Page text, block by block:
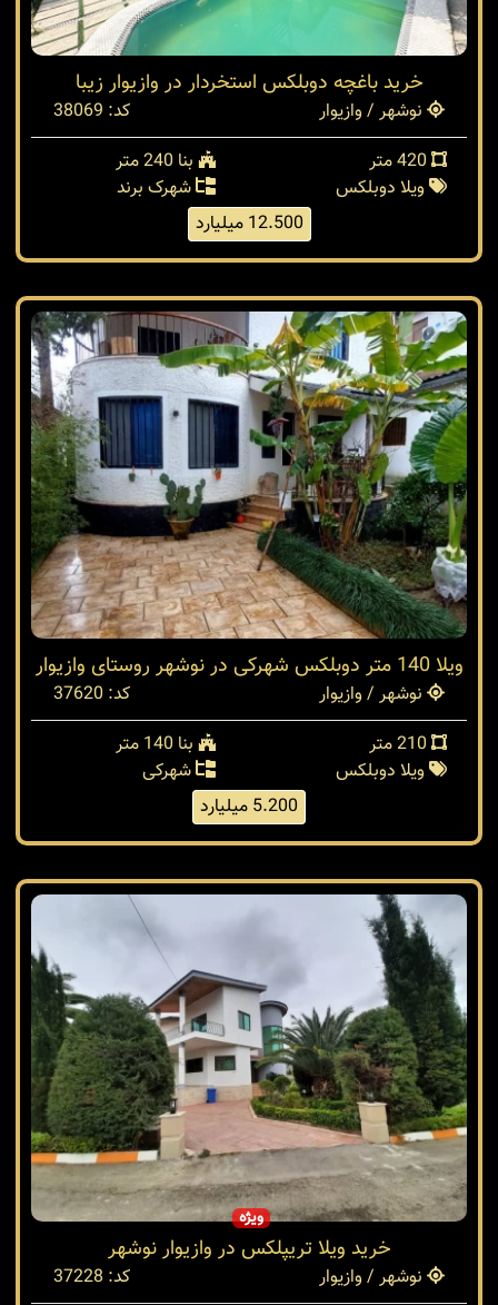
خرید باغچه دوبلکس استخردار در وازیوار زیبا
نوشهر / وازیوار
کد: 38069
بنا 240 متر
ویلا دوبلکس
شهرک برند
12.500 میلیارد
ویلا 140 متر دوبلکس شهرکی در نوشهر روستای وازیوار
نوشهر / وازیوار
کد: 37620
بنا 140 متر
ویلا دوبلکس
شهرکی
5.200 میلیارد
ویژه
خرید ویلا تریپلکس در وازیوار نوشهر
نوشهر / وازیوار
کد: 37228